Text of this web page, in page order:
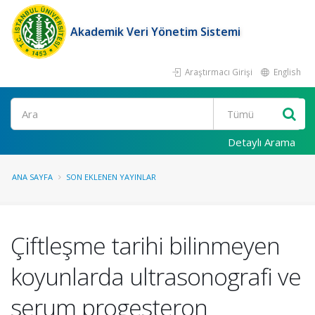
Akademik Veri Yönetim Sistemi
Araştırmacı Girişi English
Ara
Detaylı Arama
ANA SAYFA SON EKLENEN YAYINLAR
Çiftleşme tarihi bilinmeyen
koyunlarda ultrasonografi ve
serum progesteron